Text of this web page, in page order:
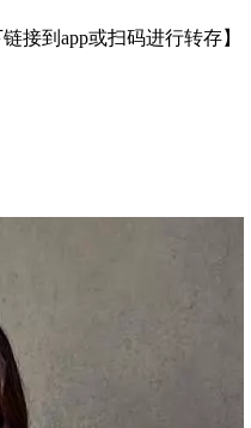
接到app或扫码进行转存】